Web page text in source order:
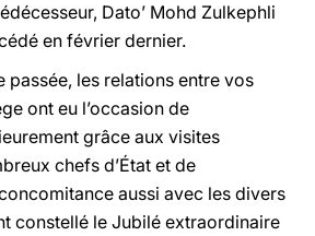
Dato’ Mohd Zulkephli
en février dernier.
passée, les relations entre vos
ont eu l’occasion de
grâce aux visites
chefs d’État et de
aussi avec les divers
constellé le Jubilé extraordinaire